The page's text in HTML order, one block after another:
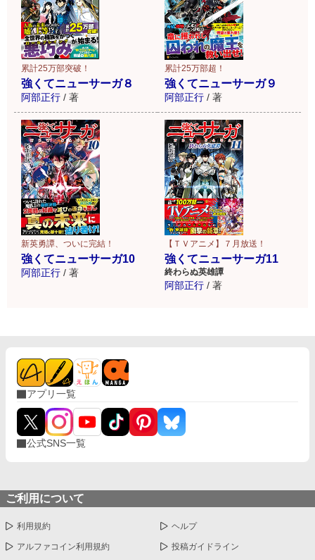
累計25万部突破！
強くてニューサーガ８
阿部正行 / 著
累計25万部超！
強くてニューサーガ９
阿部正行 / 著
新英勇譚、ついに完結！
強くてニューサーガ10
阿部正行 / 著
【ＴＶアニメ】７月放送！
強くてニューサーガ11
終わらぬ英雄譚
阿部正行 / 著
アプリ一覧
公式SNS一覧
ご利用について
利用規約 ヘルプ
アルファコイン利用規約 投稿ガイドライン